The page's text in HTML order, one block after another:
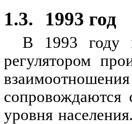
1.3. 1993 год
В 1993 году
регулятором
сопровождаются
уровня